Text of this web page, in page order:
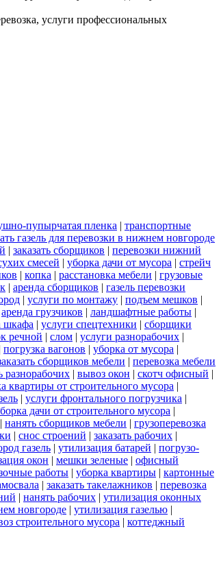
услуги профессиональных
пупырчатая пленка | транспортные
газель для перевозки в нижнем новгороде
| заказать сборщиков | перевозки нижний
смесей | уборка дачи от мусора | стрейч
| копка | расстановка мебели | грузовые
| аренда сборщиков | газель перевозки
| услуги по монтажу | подъем мешков |
аренда грузчиков | ландшафтные работы |
шкафа | услуги спецтехники | сборщики
речной | слом | услуги разнорабочих |
погрузка вагонов | уборка от мусора |
сборщиков мебели | перевозка мебели
разнорабочих | вывоз окон | скотч офисный |
квартиры от строительного мусора |
| услуги фронтального погрузчика |
дачи от строительного мусора |
| нанять сборщиков мебели | грузоперевозка
| снос строений | заказать рабочих |
газель | утилизация батарей | погрузо-
окон | мешки зеленые | офисный
работы | уборка квартиры | картонные
| заказать такелажников | перевозка
| нанять рабочих | утилизация оконных
новгороде | утилизация газелью |
строительного мусора | коттеджный